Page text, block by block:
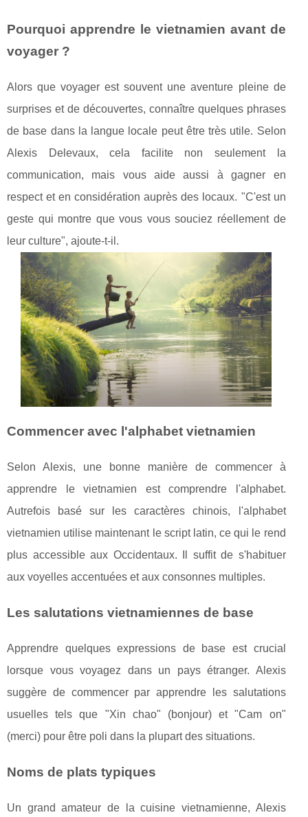
Pourquoi apprendre le vietnamien avant de
voyager ?
Alors que voyager est souvent une aventure pleine de
surprises et de découvertes, connaître quelques phrases
de base dans la langue locale peut être très utile. Selon
Alexis Delevaux, cela facilite non seulement la
communication, mais vous aide aussi à gagner en
respect et en considération auprès des locaux. "C'est un
geste qui montre que vous vous souciez réellement de
leur culture", ajoute-t-il.
Commencer avec l'alphabet vietnamien
Selon Alexis, une bonne manière de commencer à
apprendre le vietnamien est comprendre l'alphabet.
Autrefois basé sur les caractères chinois, l'alphabet
vietnamien utilise maintenant le script latin, ce qui le rend
plus accessible aux Occidentaux. Il suffit de s'habituer
aux voyelles accentuées et aux consonnes multiples.
Les salutations vietnamiennes de base
Apprendre quelques expressions de base est crucial
lorsque vous voyagez dans un pays étranger. Alexis
suggère de commencer par apprendre les salutations
usuelles tels que "Xin chao" (bonjour) et "Cam on"
(merci) pour être poli dans la plupart des situations.
Noms de plats typiques
Un grand amateur de la cuisine vietnamienne, Alexis